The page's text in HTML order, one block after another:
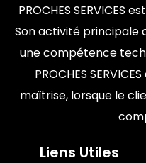
PROCHES SERVICES
Son activité principale
une compétence
PROCHES
maîtrise, lorsque le
Liens Utiles